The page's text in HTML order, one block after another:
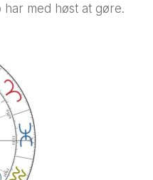
med høst at gøre.